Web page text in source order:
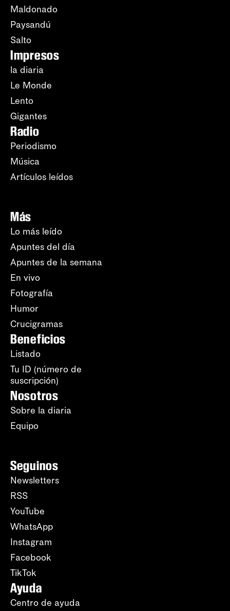
Maldonado
Paysandú
Salto
Impresos
la diaria
Le Monde
Lento
Gigantes
Radio
Periodismo
Música
Artículos leídos
Más
Lo más leído
Apuntes del día
Apuntes de la semana
En vivo
Fotografía
Humor
Crucigramas
Beneficios
Listado
Tu ID (número de
suscripción)
Nosotros
Sobre la diaria
Equipo
Seguinos
Newsletters
RSS
YouTube
WhatsApp
Instagram
Facebook
TikTok
Ayuda
Centro de ayuda